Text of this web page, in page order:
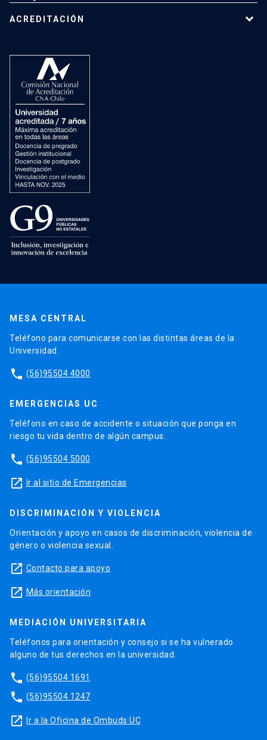
ACREDITACIÓN
MESA CENTRAL
Teléfono para comunicarse con las distintas áreas de la
Universidad.
phone (56)95504 4000
EMERGENCIAS UC
Teléfono en caso de accidente o situación que ponga en
riesgo tu vida dentro de algún campus.
phone (56)95504 5000
launch Ir al sitio de Emergencias
DISCRIMINACIÓN Y VIOLENCIA
Orientación y apoyo en casos de discriminación, violencia de
género o violencia sexual.
launch Contacto para apoyo
launch Más orientación
MEDIACIÓN UNIVERSITARIA
Teléfonos para orientación y consejo si se ha vulnerado
alguno de tus derechos en la universidad.
phone (56)95504 1691
phone (56)95504 1247
launch Ir a la Oficina de Ombuds UC